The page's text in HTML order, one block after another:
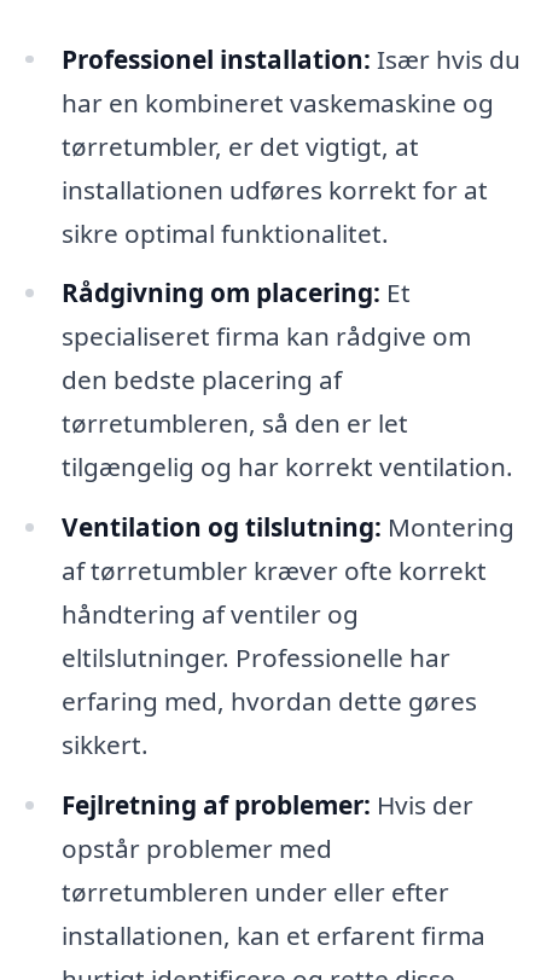
Professionel installation: Især hvis du
har en kombineret vaskemaskine og
tørretumbler, er det vigtigt, at
installationen udføres korrekt for at
sikre optimal funktionalitet.
Rådgivning om placering: Et
specialiseret firma kan rådgive om
den bedste placering af
tørretumbleren, så den er let
tilgængelig og har korrekt ventilation.
Ventilation og tilslutning: Montering
af tørretumbler kræver ofte korrekt
håndtering af ventiler og
eltilslutninger. Professionelle har
erfaring med, hvordan dette gøres
sikkert.
Fejlretning af problemer: Hvis der
opstår problemer med
tørretumbleren under eller efter
installationen, kan et erfarent firma